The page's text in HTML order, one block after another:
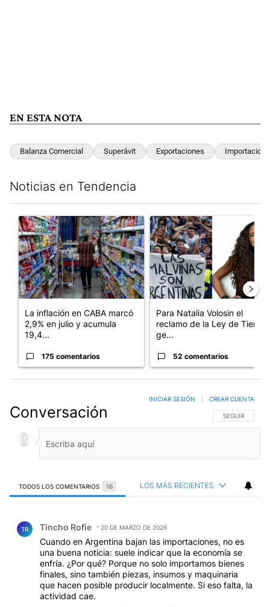
EN ESTA NOTA
Balanza Comercial Superávit Exportaciones
Noticias en Tendencia
Un artículo de tendencia con el título "La inflación en CABA
La inflación en CABA marcó
2,9% en julio y acumula
19,4...
175 comentarios
Un artículo de tendencia con
Para Natalia Volosin el
reclamo de la Ley de Tierras
ge...
52 comentarios
Conversación SIGA ESTA
SEGUIR
INICIAR SESIÓN CREAR CUENTA
TODOS LOS COMENTARIOS 16 LOS MÁS RECIENTES
TR Tincho Rofie 20 DE MARZO DE 2026
Cuando en Argentina bajan las importaciones, no es
una buena noticia: suele indicar que la economía se
enfría. ¿Por qué? Porque no solo importamos bienes
finales, sino también piezas, insumos y maquinaria
que hacen posible producir localmente. Si eso falta, la
actividad cae.